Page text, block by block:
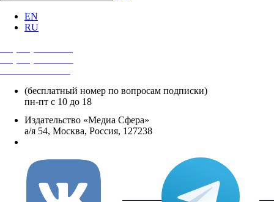
EN
RU
(бесплатный номер по вопросам подписки)
пн-пт с 10 до 18
Издательство «Медиа Сфера»
а/я 54, Москва, Россия, 127238
вКонтакте